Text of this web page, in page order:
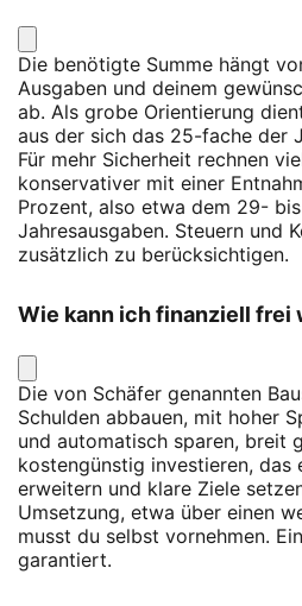
Die benötigte Summe hängt
Ausgaben und deinem
ab. Als grobe Orientierung
aus der sich das 25-fache der
Für mehr Sicherheit rechnen
konservativer mit einer
Prozent, also etwa dem 29-
Jahresausgaben. Steuern und
zusätzlich zu berücksichtigen.
Wie kann ich finanziell frei
Die von Schäfer genannten
Schulden abbauen, mit hoher
und automatisch sparen, breit
kostengünstig investieren, das
erweitern und klare Ziele
Umsetzung, etwa über einen
musst du selbst vornehmen.
garantiert.